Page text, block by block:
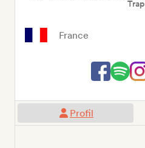
Trap
France
Profil